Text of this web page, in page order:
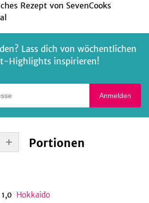
Rezept von SevenCooks
Lass dich von wöchentlichen
Highlights inspirieren!
Anmelden
Portionen
1,0 Hokkaido